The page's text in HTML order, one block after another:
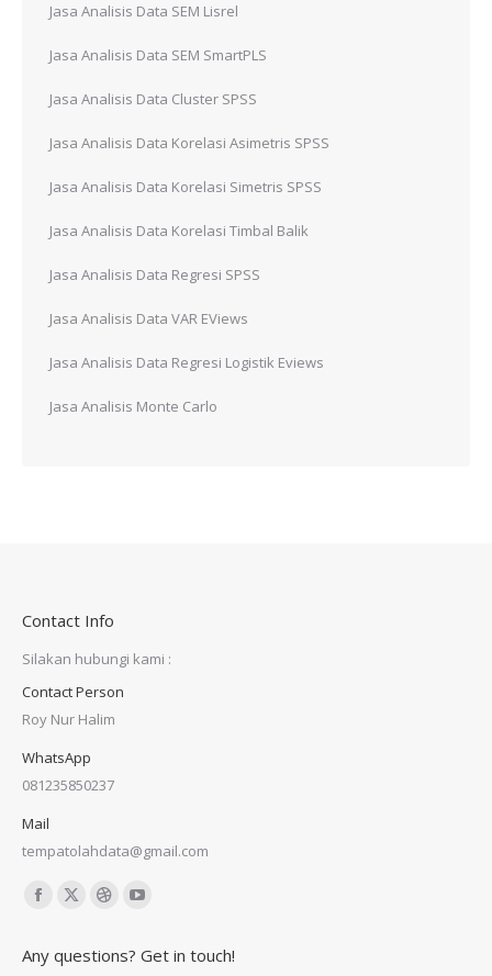
Jasa Analisis Data SEM Lisrel
Jasa Analisis Data SEM SmartPLS
Jasa Analisis Data Cluster SPSS
Jasa Analisis Data Korelasi Asimetris SPSS
Jasa Analisis Data Korelasi Simetris SPSS
Jasa Analisis Data Korelasi Timbal Balik
Jasa Analisis Data Regresi SPSS
Jasa Analisis Data VAR EViews
Jasa Analisis Data Regresi Logistik Eviews
Jasa Analisis Monte Carlo
Contact Info
Silakan hubungi kami :
Contact Person
Roy Nur Halim
WhatsApp
081235850237
Mail
tempatolahdata@gmail.com
Find us on:
Facebook
opens
X
opens
Dribbble
opensopens
Any questions? Get in touch!